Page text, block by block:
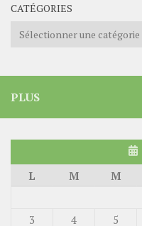
CATÉGORIES
Catégories
PLUS
L
M M
3
4 5